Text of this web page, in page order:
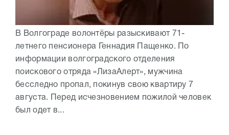
В Волгограде волонтёры разыскивают 71-
летнего пенсионера Геннадия Пащенко. По
информации волгоградского отделения
поискового отряда «ЛизаАлерт», мужчина
бесследно пропал, покинув свою квартиру 7
августа. Перед исчезновением пожилой человек
был одет в...